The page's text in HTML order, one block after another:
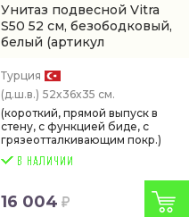
Унитаз подвесной Vitra
S50 52 см, безободковый,
белый (артикул
Турция
(д.ш.в.) 52x36x35 см.
(короткий, прямой выпуск в
стену, с функцией биде, с
грязеотталкивающим покр.)
16 004